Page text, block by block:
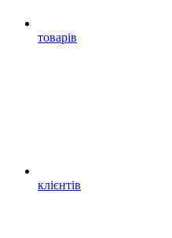
товарів
клієнтів